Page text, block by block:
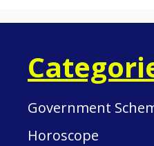
Government
Horoscope